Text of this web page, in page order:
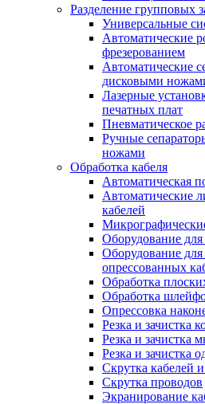
Разделение групповых
Универсальные
Автоматические
фрезерованием
Автоматические
дисковыми
Лазерные
печатных плат
Пневматическое
Ручные
ножами
Обработка кабеля
Автоматическая
Автоматические
кабелей
Оборудование для
Оборудование для
опрессованных
Обработка
Обработка
Опрессовка
Резка и зачистка
Резка и зачистка
Резка и зачистка
Скрутка кабелей
Скрутка проводов
Экранирование